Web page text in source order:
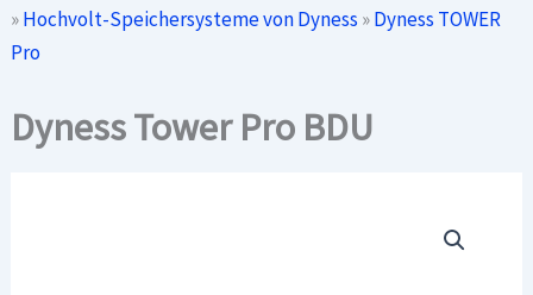
»Hochvolt-Speichersysteme von Dyness »Dyness TOWER
Pro
Dyness Tower Pro BDU